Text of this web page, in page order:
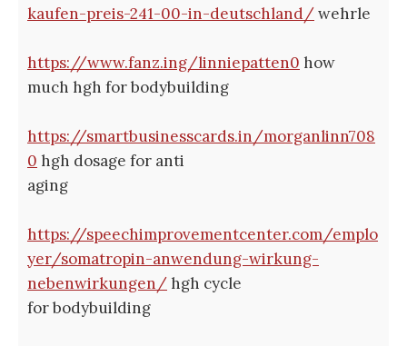
kaufen-preis-241-00-in-deutschland/wehrle
https://www.fanz.ing/linniepatten0 how
much hgh for bodybuilding
https://smartbusinesscards.in/morganlinn708
0 hgh dosage for anti
aging
https://speechimprovementcenter.com/emplo
yer/somatropin-anwendung-wirkung-
nebenwirkungen/hgh cycle
for bodybuilding